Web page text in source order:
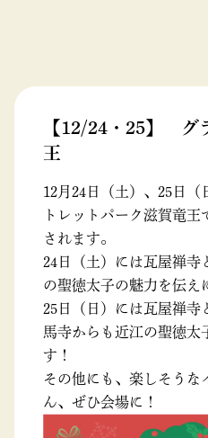
【12/24・25】 グ
王
12月24日（土）、25日
トレットパーク滋賀竜
されます。
24日（土）には瓦屋禅寺
の聖徳太子の魅力を伝え
25日（日）には瓦屋禅寺
馬寺からも近江の聖徳太
す！
その他にも、楽しそうな
ん、ぜひ会場に！